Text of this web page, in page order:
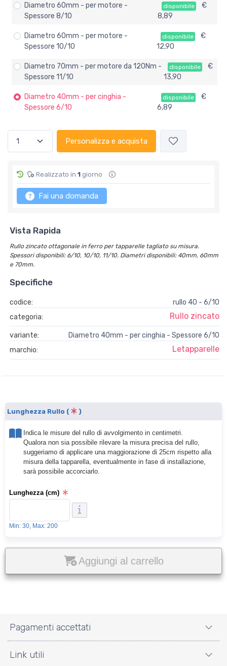
Diametro 60mm - per motore -
Spessore 8/10
disponibile
€
8,89
Diametro 60mm - per motore -
Spessore 10/10
disponibile
€
12,90
Diametro 70mm - per motore da 120Nm -
Spessore 11/10
disponibile
€
13,90
Diametro 40mm - per cinghia -
Spessore 6/10
disponibile
€
6,89
Personalizza e acquista
Realizzato in 1 giorno
Fai una domanda
Vista Rapida
Rullo zincato ottagonale in ferro per tapparelle tagliato su misura.
Spessori disponibili: 6/10, 10/10, 11/10. Diametri disponibili: 40mm, 60mm
e 70mm.
Specifiche
codice:
rullo 40 - 6/10
categoria:
Rullo zincato
variante:
Diametro 40mm - per cinghia - Spessore 6/10
marchio:
Letapparelle
Lunghezza Rullo ( )
Indica le misure del rullo di avvolgimento in centimetri.
Qualora non sia possibile rilevare la misura precisa del rullo,
suggeriamo di applicare una maggiorazione di 25cm rispetto alla
misura della tapparella, eventualmente in fase di installazione,
sarà possibile accorciarlo.
Lunghezza (cm)
Min: 30, Max: 200
Aggiungi al carrello
Pagamenti accettati
Link utili